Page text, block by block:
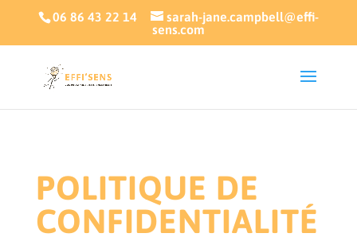
06 86 43 22 14
sarah-jane.campbell@effi-
sens.com
POLITIQUE DE
CONFIDENTIALITÉ